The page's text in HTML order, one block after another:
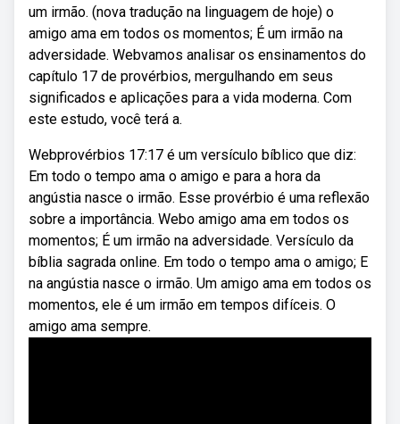
um irmão. (nova tradução na linguagem de hoje) o
amigo ama em todos os momentos; É um irmão na
adversidade. Webvamos analisar os ensinamentos do
capítulo 17 de provérbios, mergulhando em seus
significados e aplicações para a vida moderna. Com
este estudo, você terá a.
Webprovérbios 17:17 é um versículo bíblico que diz:
Em todo o tempo ama o amigo e para a hora da
angústia nasce o irmão. Esse provérbio é uma reflexão
sobre a importância. Webo amigo ama em todos os
momentos; É um irmão na adversidade. Versículo da
bíblia sagrada online. Em todo o tempo ama o amigo; E
na angústia nasce o irmão. Um amigo ama em todos os
momentos, ele é um irmão em tempos difíceis. O
amigo ama sempre.